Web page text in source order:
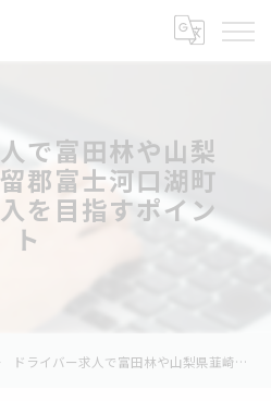
で富田林や山梨
郡富士河口湖町
を目指すポイン
ト
ドライバー求人で富田林や山梨県韮崎市南都留郡富士河口湖町の安定と高収入を目指すポイント